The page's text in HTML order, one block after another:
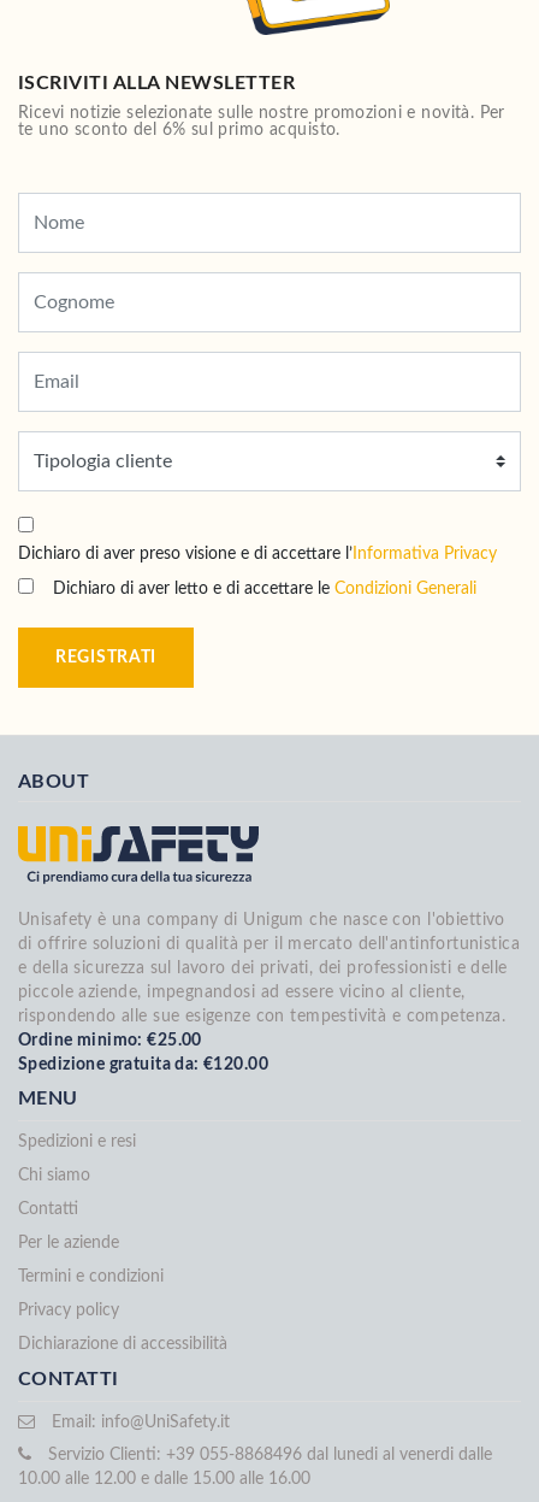
ISCRIVITI ALLA NEWSLETTER
Ricevi notizie selezionate sulle nostre promozioni e novità. Per
te uno sconto del 6% sul primo acquisto.
Dichiaro di aver preso visione e di accettare l’ Informativa Privacy
Dichiaro di aver letto e di accettare le Condizioni Generali
REGISTRATI
ABOUT
Unisafety è una company di Unigum che nasce con l'obiettivo
di offrire soluzioni di qualità per il mercato dell'antinfortunistica
e della sicurezza sul lavoro dei privati, dei professionisti e delle
piccole aziende, impegnandosi ad essere vicino al cliente,
rispondendo alle sue esigenze con tempestività e competenza.
Ordine minimo: €25.00
Spedizione gratuita da: €120.00
MENU
Spedizioni e resi
Chi siamo
Contatti
Per le aziende
Termini e condizioni
Privacy policy
Dichiarazione di accessibilità
CONTATTI
Email: info@UniSafety.it
Servizio Clienti: +39 055-8868496 dal lunedi al venerdi dalle
10.00 alle 12.00 e dalle 15.00 alle 16.00